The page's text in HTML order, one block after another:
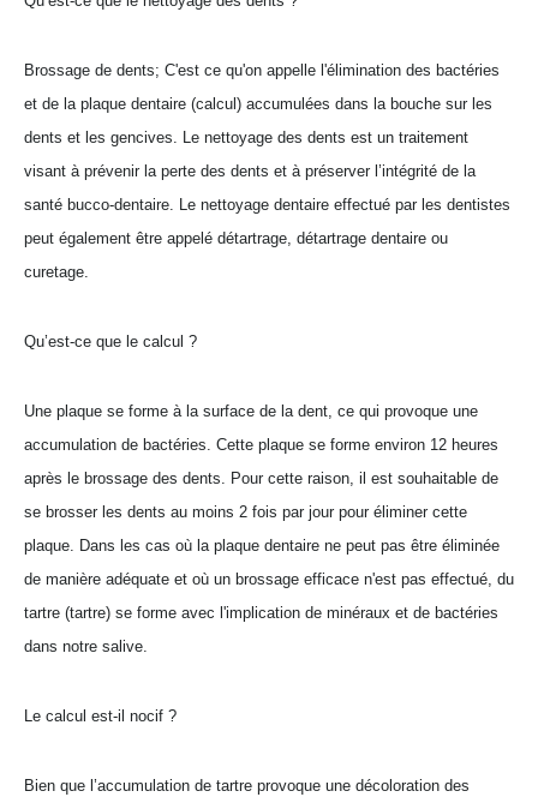
Brossage de dents; C'est ce qu'on appelle l'élimination des bactéries
et de la plaque dentaire (calcul) accumulées dans la bouche sur les
dents et les gencives. Le nettoyage des dents est un traitement
visant à prévenir la perte des dents et à préserver l’intégrité de la
santé bucco-dentaire. Le nettoyage dentaire effectué par les dentistes
peut également être appelé détartrage, détartrage dentaire ou
curetage.
Qu’est-ce que le calcul ?
Une plaque se forme à la surface de la dent, ce qui provoque une
accumulation de bactéries. Cette plaque se forme environ 12 heures
après le brossage des dents. Pour cette raison, il est souhaitable de
se brosser les dents au moins 2 fois par jour pour éliminer cette
plaque. Dans les cas où la plaque dentaire ne peut pas être éliminée
de manière adéquate et où un brossage efficace n'est pas effectué, du
tartre (tartre) se forme avec l'implication de minéraux et de bactéries
dans notre salive.
Le calcul est-il nocif ?
Bien que l’accumulation de tartre provoque une décoloration des